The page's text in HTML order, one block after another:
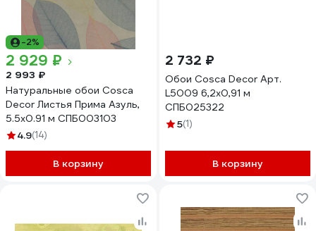
-2%
2 929 ₽
2 993 ₽
Натуральные обои Cosca
Decor Листья Прима Азуль,
5.5x0.91 м СПБ003103
4.9(14)
В корзину
2 732 ₽
Обои Cosca Decor Арт.
L5009 6,2x0,91 м
СПБ025322
5(1)
В корзину